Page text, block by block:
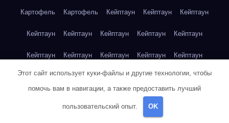
Картофель Картофель Кейптаун Кейптаун Кейптаун
Кейптаун Кейптаун Кейптаун Кейптаун Кейптаун
Кейптаун Кейптаун Кейптаун Кейптаун Кейптаун
Кейптаун Кейптаун Кейптаун Кейптаун Кейптаун
Клубника
Красноярск
Этот сайт использует куки-файлы и другие технологии, чтобы
помочь вам в навигации, а также предоставить лучший
пользовательский опыт. OK